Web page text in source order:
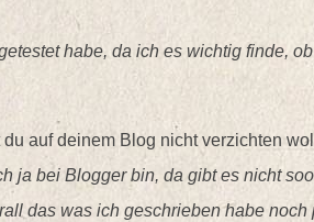
habe, da ich es wichtig finde,
auf deinem Blog nicht verzichten
ja bei Blogger bin, da gibt es nicht
das was ich geschrieben habe noch